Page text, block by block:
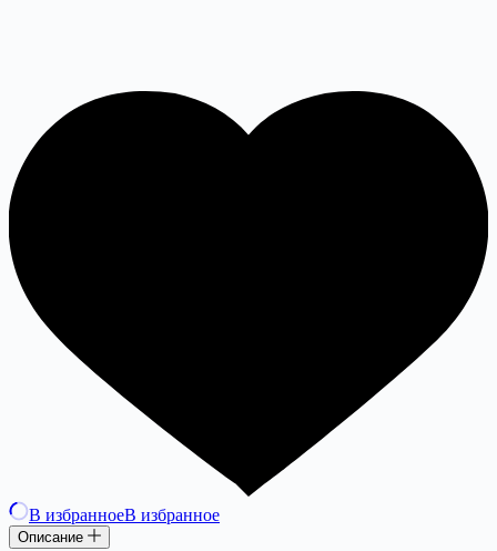
В избранноеВ избранное
Описание